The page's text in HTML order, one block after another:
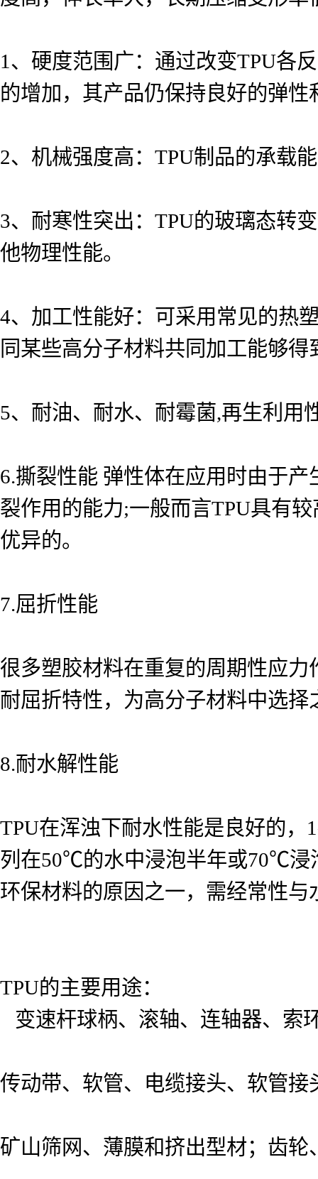
1、硬度范围广：通过改变TPU各
的增加，其产品仍保持良好的弹性
2、机械强度高：TPU制品的承载
3、耐寒性突出：TPU的玻璃态转
他物理性能。
4、加工性能好：可采用常见的热
同某些高分子材料共同加工能够
5、耐油、耐水、耐霉菌,再生利用
6.撕裂性能 弹性体在应用时由于
裂作用的能力;一般而言TPU具有
优异的。
7.屈折性能
很多塑胶材料在重复的周期性应
耐屈折特性，为高分子材料中选择
8.耐水解性能
TPU在浑浊下耐水性能是良好的
列在50℃的水中浸泡半年或70℃浸
环保材料的原因之一，需经常性
TPU的主要用途：
变速杆球柄、滚轴、连轴器、索
传动带、软管、电缆接头、软管接
矿山筛网、薄膜和挤出型材；齿轮